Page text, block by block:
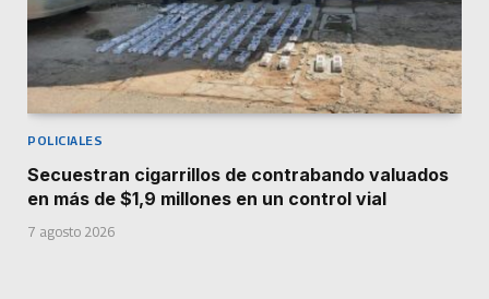
POLICIALES
Secuestran cigarrillos de contrabando valuados
en más de $1,9 millones en un control vial
7 agosto 2026